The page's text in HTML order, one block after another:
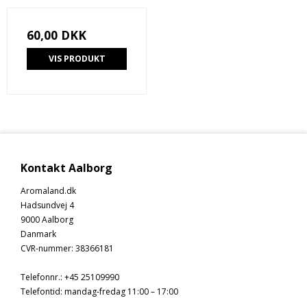
60,00 DKK
VIS PRODUKT
Kontakt Aalborg
Aromaland.dk
Hadsundvej 4
9000 Aalborg
Danmark
CVR-nummer: 38366181
Telefonnr.: +45 25109990
Telefontid: mandag-fredag 11:00 – 17:00